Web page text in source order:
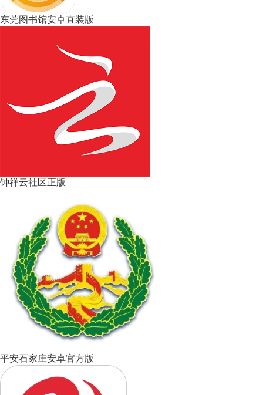
东莞图书馆安卓直装版
钟祥云社区正版
平安石家庄安卓官方版